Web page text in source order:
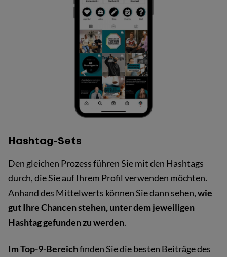
Hashtag-Sets
Den gleichen Prozess führen Sie mit den Hashtags
durch, die Sie auf Ihrem Profil verwenden möchten.
Anhand des Mittelwerts können Sie dann sehen,wie
gut Ihre Chancen stehen, unter dem jeweiligen
Hashtag gefunden zu werden.
Im Top-9-Bereichfinden Sie die besten Beiträge des